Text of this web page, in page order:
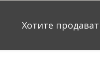
Хотите